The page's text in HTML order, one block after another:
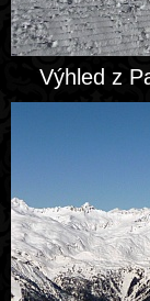
Výhled z